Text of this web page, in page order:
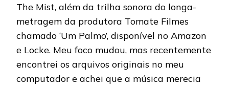
The Mist, além da trilha sonora do longa-
metragem da produtora Tomate Filmes
chamado ‘Um Palmo’, disponível no Amazon
e Locke. Meu foco mudou, mas recentemente
encontrei os arquivos originais no meu
computador e achei que a música merecia